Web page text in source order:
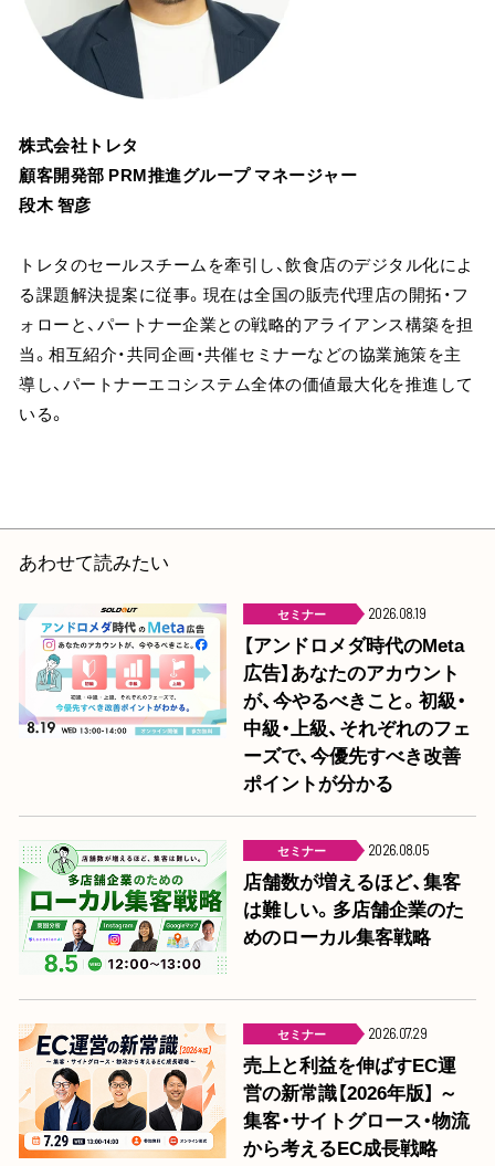
株式会社トレタ
顧客開発部 PRM推進グループ マネージャー
段木 智彦
トレタのセールスチームを牽引し、飲食店のデジタル化によ
る課題解決提案に従事。現在は全国の販売代理店の開拓・フ
ォローと、パートナー企業との戦略的アライアンス構築を担
当。相互紹介・共同企画・共催セミナーなどの協業施策を主
導し、パートナーエコシステム全体の価値最大化を推進して
いる。
あわせて読みたい
セミナー 2026.08.19
【アンドロメダ時代のMeta
広告】あなたのアカウント
が、今やるべきこと。初級・
中級・上級、それぞれのフェ
ーズで、今優先すべき改善
ポイントが分かる
セミナー 2026.08.05
店舗数が増えるほど、集客
は難しい。多店舗企業のた
めのローカル集客戦略
セミナー 2026.07.29
売上と利益を伸ばすEC運
営の新常識【2026年版】 ～
集客・サイトグロース・物流
から考えるEC成長戦略